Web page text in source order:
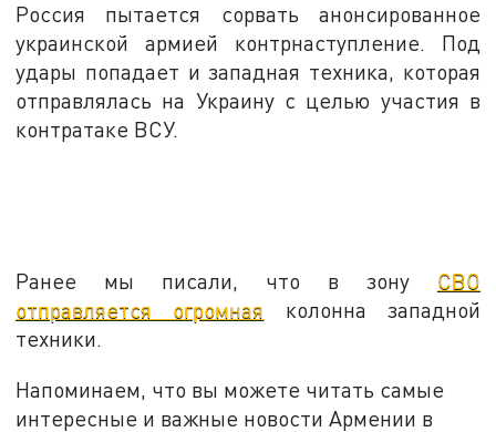
Россия пытается сорвать анонсированное
украинской армией контрнаступление. Под
удары попадает и западная техника, которая
отправлялась на Украину с целью участия в
контратаке ВСУ.
Ранее мы писали, что в зону СВО
отправляется огромная колонна западной
техники.
Напоминаем, что вы можете читать самые
интересные и важные новости Армении в